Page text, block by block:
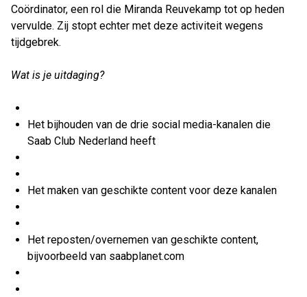
Coördinator, een rol die Miranda Reuvekamp tot op heden
vervulde. Zij stopt echter met deze activiteit wegens
tijdgebrek.
Wat is je uitdaging?
Het bijhouden van de drie social media-kanalen die
Saab Club Nederland heeft
Het maken van geschikte content voor deze kanalen
Het reposten/overnemen van geschikte content,
bijvoorbeeld van saabplanet.com